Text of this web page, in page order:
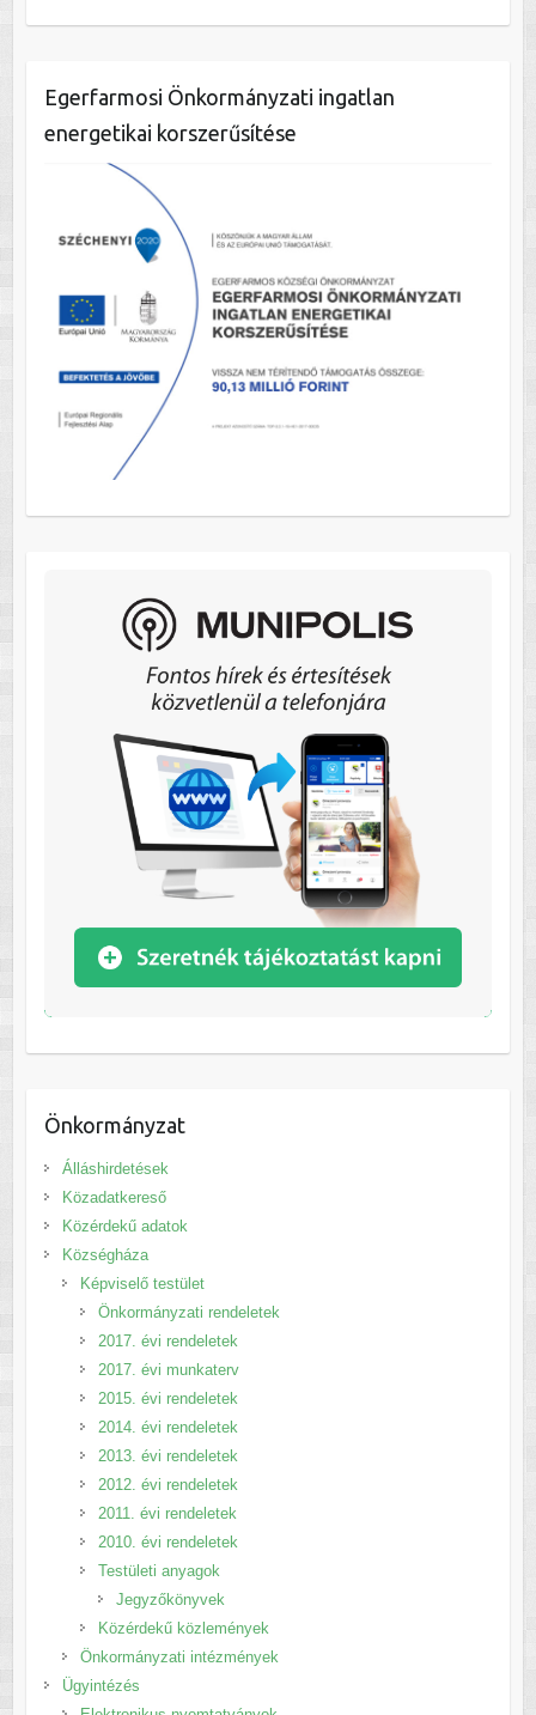
Egerfarmosi Önkormányzati ingatlan
energetikai korszerűsítése
Önkormányzat
Álláshirdetések
Közadatkereső
Közérdekű adatok
Községháza
Képviselő testület
Önkormányzati rendeletek
2017. évi rendeletek
2017. évi munkaterv
2015. évi rendeletek
2014. évi rendeletek
2013. évi rendeletek
2012. évi rendeletek
2011. évi rendeletek
2010. évi rendeletek
Testületi anyagok
Jegyzőkönyvek
Közérdekű közlemények
Önkormányzati intézmények
Ügyintézés